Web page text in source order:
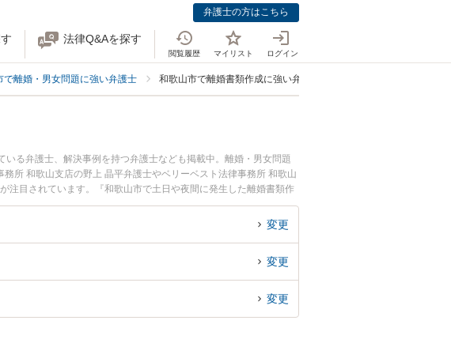
弁護士の方はこちら
法律Q&Aを探す
閲覧履歴 マイリスト ログイン
で離婚・男女問題に強い弁護士 和歌山市で離婚書類作成に強い弁護士
る弁護士、解決事例を持つ弁護士なども掲載中。離婚・男女問題
所 和歌山支店の野上 晶平弁護士やベリーベスト法律事務所 和歌山
注目されています。『和歌山市で土日や夜間に発生した離婚書類作
したい』『初回相談無料で離婚書類作成を法律相談できる和歌山市
変更
変更
変更